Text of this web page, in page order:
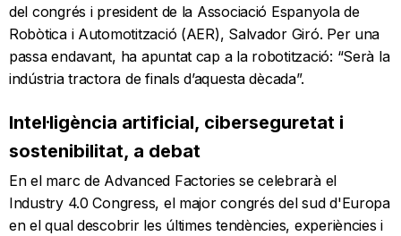
del congrés i president de la Associació Espanyola de
Robòtica i Automotització (AER), Salvador Giró. Per una
passa endavant, ha apuntat cap a la robotització: “Serà la
indústria tractora de finals d’aquesta dècada”.
Intel·ligència artificial, ciberseguretat i
sostenibilitat, a debat
En el marc de Advanced Factories se celebrarà el
Industry 4.0 Congress, el major congrés del sud d'Europa
en el qual descobrir les últimes tendències, experiències i